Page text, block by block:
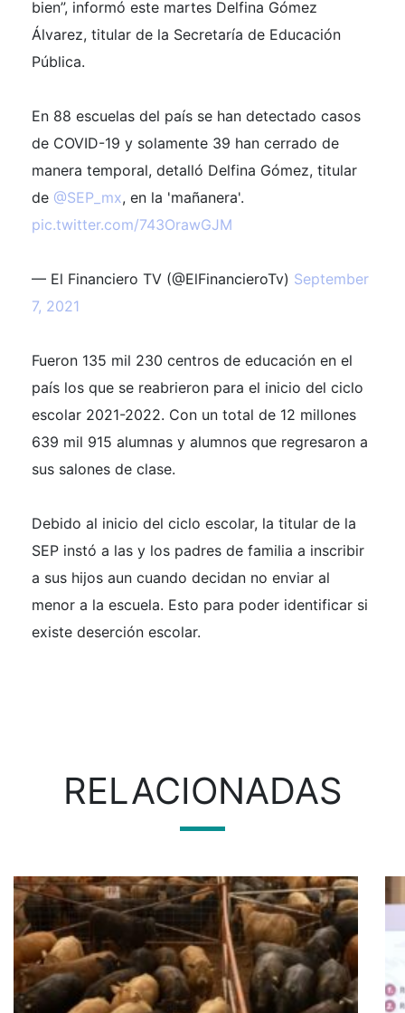
bien”, informó este martes Delfina Gómez
Álvarez, titular de la Secretaría de Educación
Pública.
En 88 escuelas del país se han detectado casos
de COVID-19 y solamente 39 han cerrado de
manera temporal, detalló Delfina Gómez, titular
de @SEP_mx, en la 'mañanera'.
pic.twitter.com/743OrawGJM
— El Financiero TV (@ElFinancieroTv) September
7, 2021
Fueron 135 mil 230 centros de educación en el
país los que se reabrieron para el inicio del ciclo
escolar 2021-2022. Con un total de 12 millones
639 mil 915 alumnas y alumnos que regresaron a
sus salones de clase.
Debido al inicio del ciclo escolar, la titular de la
SEP instó a las y los padres de familia a inscribir
a sus hijos aun cuando decidan no enviar al
menor a la escuela. Esto para poder identificar si
existe deserción escolar.
RELACIONADAS